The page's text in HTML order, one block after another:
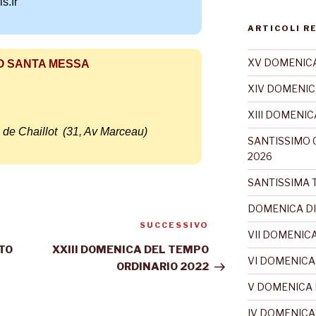
SANTA MESSA
de Chaillot (31, Av Marceau)
SUCCESSIVO
XXIII DOMENICA DEL TEMPO
ORDINARIO 2022
ARTICOLI
XV
XIV
XIII
SANTISSIMO
2026
SANTISSIMA
DOMENICA
VII
VI
V DOMENICA
IV